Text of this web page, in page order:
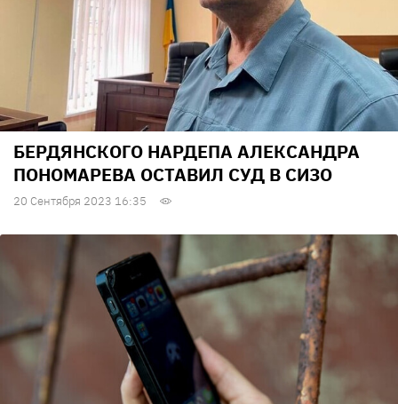
БЕРДЯНСКОГО НАРДЕПА АЛЕКСАНДРА
ПОНОМАРЕВА ОСТАВИЛ СУД В СИЗО
20 Сентября 2023 16:35